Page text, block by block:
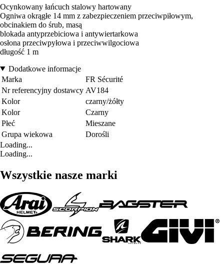
Ocynkowany łańcuch stalowy hartowany
Ogniwa okrągłe 14 mm z zabezpieczeniem przeciwpiłowym,
obcinakiem do śrub, masą
blokada antyprzebiciowa i antywiertarkowa
osłona przeciwpyłowa i przeciwwilgociowa
długość 1 m
Dodatkowe informacje
Marka
FR Sécurité
Nr referencyjny dostawcy AV184
Kolor
czarny/żółty
Kolor
Czarny
Płeć
Mieszane
Grupa wiekowa
Dorośli
Loading...
Loading...
Wszystkie nasze marki